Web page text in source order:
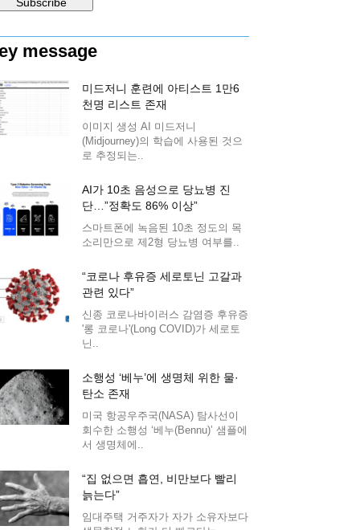
message
미드저니 훈련에 아티스트 1만6
천명 리스트 존재
이미지 생성 AI 미드저니
(Midjourney)의 학습에 사용된 것으
로 추정되는..
AI가 10초 음성으로 당뇨병 진
단…”정확도 86% 이상”
스마트폰에 녹음된 10초 정도의 목
소리만으로 제2형 당뇨병 여부를..
“코로나 후유증 세로토닌 고갈과
관련 있다”
신종 코로나바이러스 감염증 후유증
'롱 코로나'(Long COVID)가 세로토
닌..
소행성 ‘베누’에 생명체 위한 물·
탄소 존재
미국 항공우주국(NASA) 탐사선이
회수한 소행성 ‘베누(Bennu)’ 샘플에
서 생명체에..
“집 없으면 흡연, 비만보다 빨리
늙는다”
임대주택 거주자가 자가 소유자보다